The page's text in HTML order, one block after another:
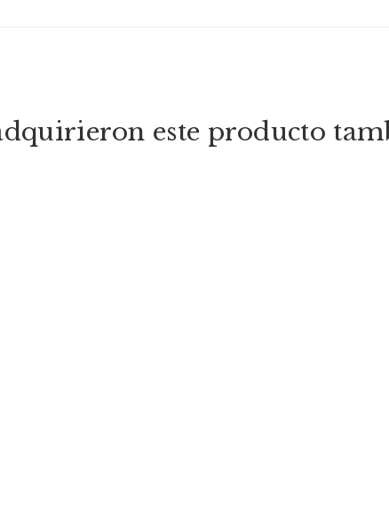
este producto